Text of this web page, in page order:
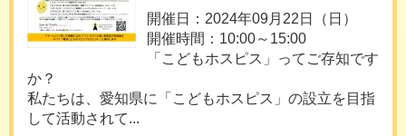
開催日：2024年09月22日（日）
開催時間：10:00～15:00
「こどもホスピス」ってご存知です
か？
私たちは、愛知県に「こどもホスピス」の設立を目指
して活動されて...